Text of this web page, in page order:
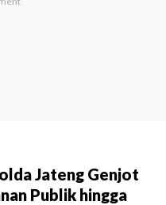
Jateng Genjot
Publik hingga